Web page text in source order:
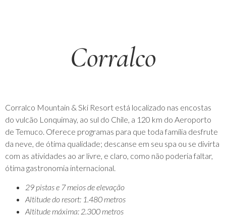
Corralco
Corralco Mountain & Ski Resort está localizado nas encostas
do vulcão Lonquimay, ao sul do Chile, a 120 km do Aeroporto
de Temuco. Oferece programas para que toda família desfrute
da neve, de ótima qualidade; descanse em seu spa ou se divirta
com as atividades ao ar livre, e claro, como não poderia faltar,
ótima gastronomia internacional.
29 pistas e 7 meios de elevação
Altitude do resort: 1.480 metros
Altitude máxima: 2.300 metros